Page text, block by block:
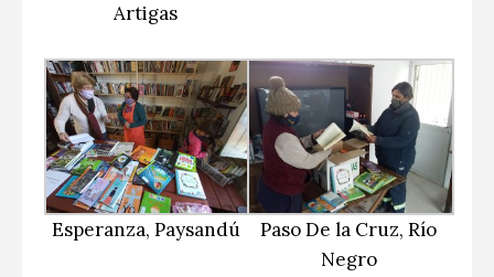
Artigas
Esperanza, Paysandú
Paso De la Cruz, Río
Negro